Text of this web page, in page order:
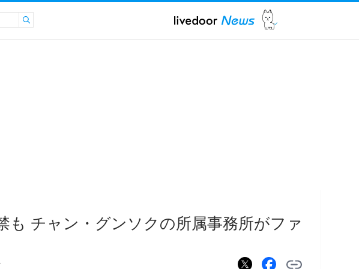
も チャン・グンソクの所属事務所がファ